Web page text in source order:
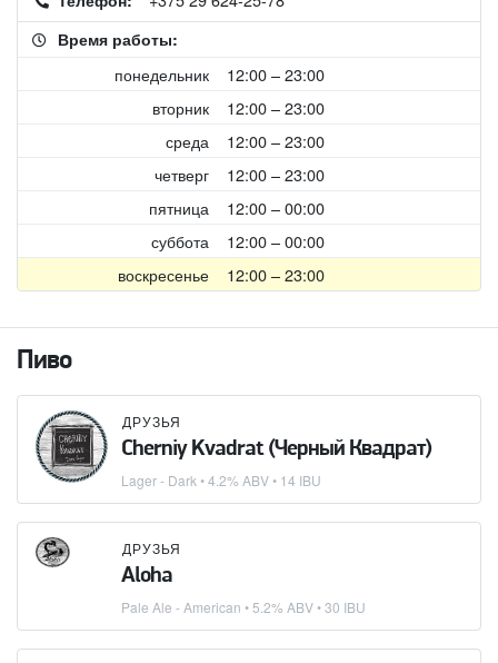
Пиво
ДРУЗЬЯ
Cherniy Kvadrat (Черный Квадрат)
Lager - Dark • 4.2% ABV • 14 IBU
ДРУЗЬЯ
Aloha
Pale Ale - American • 5.2% ABV • 30 IBU
Время работы:
понедельник
12:00 – 23:00
вторник
12:00 – 23:00
среда
12:00 – 23:00
четверг
12:00 – 23:00
пятница
12:00 – 00:00
суббота
12:00 – 00:00
воскресенье
12:00 – 23:00